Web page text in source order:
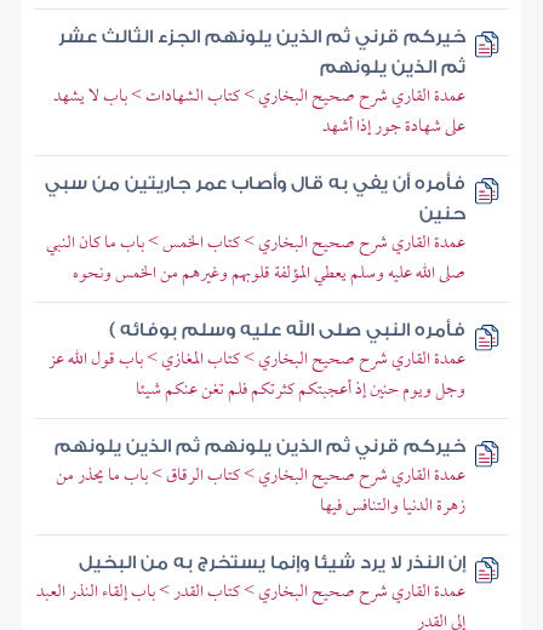
خيركم قرني ثم الذين يلونهم الجزء الثالث عشر
ثم الذين يلونهم
عمدة القاري شرح صحيح البخاري > كتاب الشهادات > باب لا يشهد
على شهادة جور إذا أشهد
فأمره أن يفي به قال وأصاب عمر جاريتين من سبي
حنين
عمدة القاري شرح صحيح البخاري > كتاب الخمس > باب ما كان النبي
صلى الله عليه وسلم يعطي المؤلفة قلوبهم وغيرهم من الخمس ونحوه
فأمره النبي صلى الله عليه وسلم بوفائه )
عمدة القاري شرح صحيح البخاري > كتاب المغازي > باب قول الله عز
وجل ويوم حنين إذ أعجبتكم كثرتكم فلم تغن عنكم شيئا
خيركم قرني ثم الذين يلونهم ثم الذين يلونهم
عمدة القاري شرح صحيح البخاري > كتاب الرقاق > باب ما يحذر من
زهرة الدنيا والتنافس فيها
إن النذر لا يرد شيئا وإنما يستخرج به من البخيل
عمدة القاري شرح صحيح البخاري > كتاب القدر > باب إلقاء النذر العبد
إلى القدر